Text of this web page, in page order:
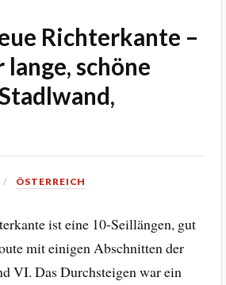
Richterkante –
schöne
ÖSTERREICH
ist eine 10-Seillängen, gut
mit einigen Abschnitten der
VI. Das Durchsteigen war ein